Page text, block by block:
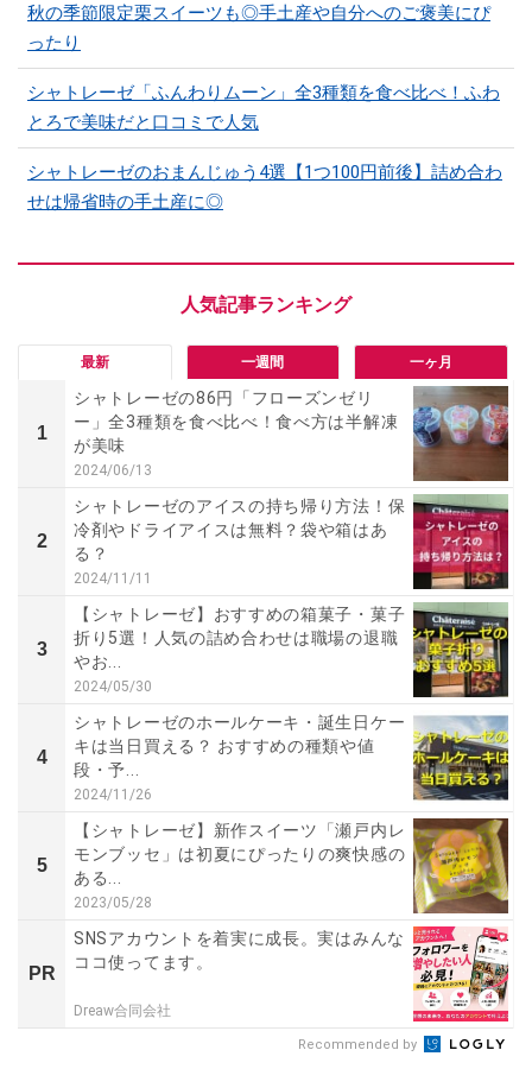
秋の季節限定栗スイーツも◎手土産や自分へのご褒美にぴ
ったり
シャトレーゼ「ふんわりムーン」全3種類を食べ比べ！ふわ
とろで美味だと口コミで人気
シャトレーゼのおまんじゅう4選【1つ100円前後】詰め合わ
せは帰省時の手土産に◎
最新 一週間 一ヶ月
1
シャトレーゼの86円「フローズンゼリ
ー」全3種類を食べ比べ！食べ方は半解凍
が美味
2024/06/13
2
シャトレーゼのアイスの持ち帰り方法！保
冷剤やドライアイスは無料？袋や箱はあ
る？
2024/11/11
3
【シャトレーゼ】おすすめの箱菓子・菓子
折り5選！人気の詰め合わせは職場の退職
やお...
2024/05/30
4
シャトレーゼのホールケーキ・誕生日ケー
キは当日買える？ おすすめの種類や値
段・予...
2024/11/26
5
【シャトレーゼ】新作スイーツ「瀬戸内レ
モンブッセ」は初夏にぴったりの爽快感の
ある...
2023/05/28
PR
SNSアカウントを着実に成長。実はみんな
ココ使ってます。
Dreaw合同会社
Recommended by